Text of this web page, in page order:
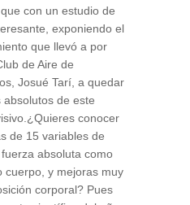
con un estudio de
exponiendo el
que llevó a por
de Aire de
Josué Tarí, a quedar
de este
conocer
de 15 variables de
absoluta como
cuerpo, y mejoras muy
corporal? Pues